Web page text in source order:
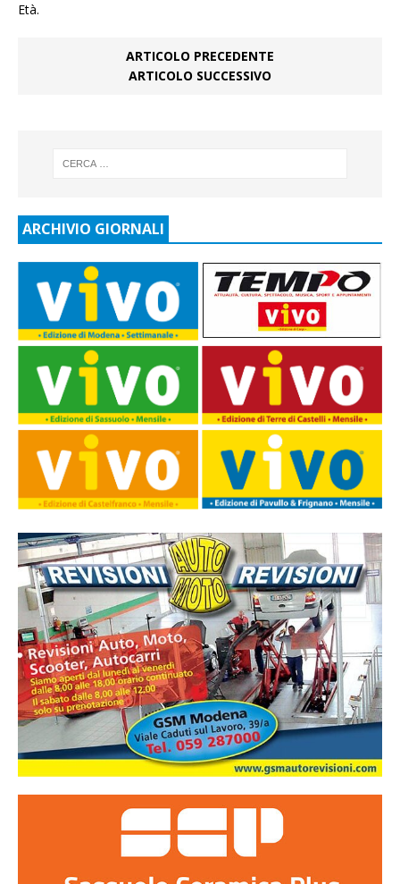
Età.
ARTICOLO PRECEDENTE
ARTICOLO SUCCESSIVO
ARCHIVIO GIORNALI